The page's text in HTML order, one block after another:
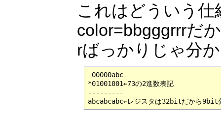
これはどういう
color=bbgggrrrだ
rばっかりじゃ分
00000abc
*01001001←73の2進数表記
---------
abcabcabc←レジスタは32bitだから9bit